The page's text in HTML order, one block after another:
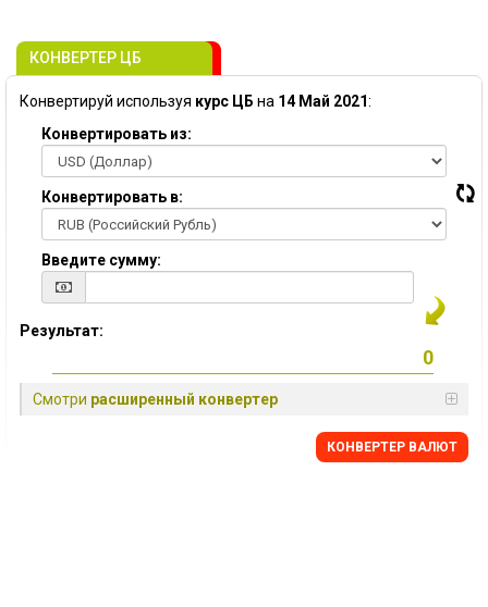
КОНВЕРТЕР ЦБ
Конвертируй используя курс ЦБ на 14 Май 2021:
Конвертировать из:
Конвертировать в:
Введите сумму:
Результат:
Смотри расширенный конвертер
КОНВЕРТЕР ВАЛЮТ